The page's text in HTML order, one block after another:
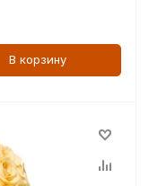
В корзину